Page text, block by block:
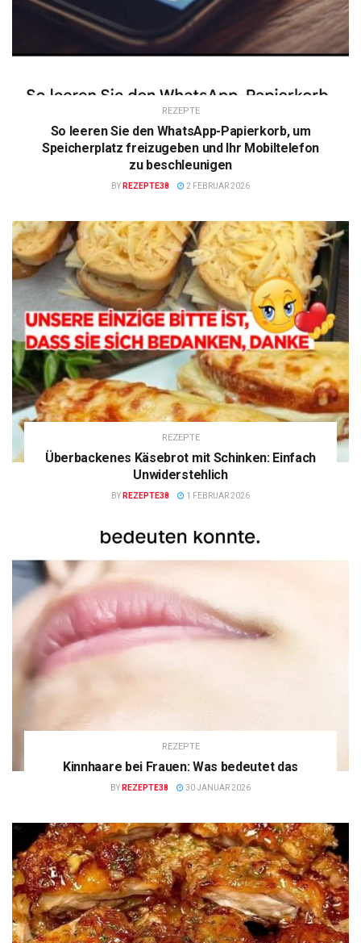
REZEPTE
So leeren Sie den WhatsApp-Papierkorb, um
Speicherplatz freizugeben und Ihr Mobiltelefon
zu beschleunigen
BY REZEPTE38 2 FEBRUAR 2026
REZEPTE
Überbackenes Käsebrot mit Schinken: Einfach
Unwiderstehlich
BY REZEPTE38 1 FEBRUAR 2026
REZEPTE
Kinnhaare bei Frauen: Was bedeutet das
BY REZEPTE38 30 JANUAR 2026